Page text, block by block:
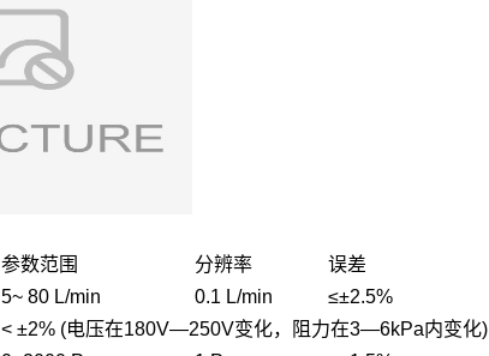
参数范围
分辨率
误差
5~ 80 L/min 0.1 L/min
≤±2.5%
< ±2% (电压在180V—250V变化，阻力在3—6kPa内变化)